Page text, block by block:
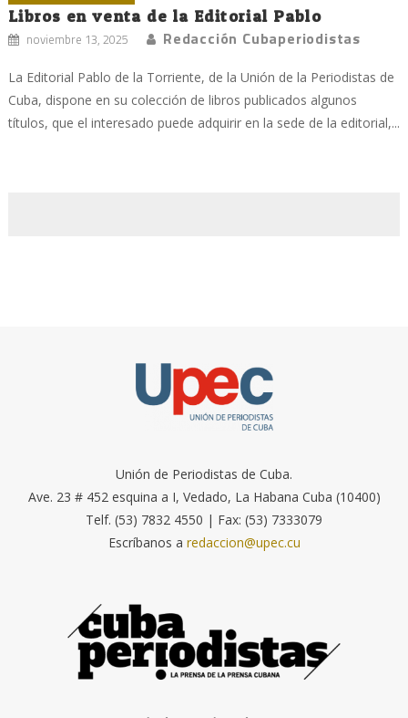
Libros en venta de la Editorial Pablo
noviembre 13, 2025 Redacción Cubaperiodistas
La Editorial Pablo de la Torriente, de la Unión de la Periodistas de
Cuba, dispone en su colección de libros publicados algunos
títulos, que el interesado puede adquirir en la sede de la editorial,...
Unión de Periodistas de Cuba.
Ave. 23 # 452 esquina a I, Vedado, La Habana Cuba (10400)
Telf. (53) 7832 4550 | Fax: (53) 7333079
Escríbanos a redaccion@upec.cu